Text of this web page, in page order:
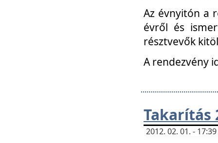
Az évnyitón a
évről és
résztvevők
A rendezvény
Takarítás
2012. 02. 01. -